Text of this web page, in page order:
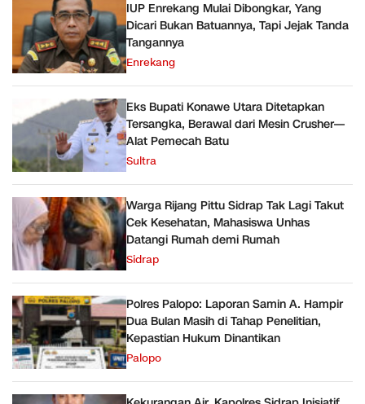
IUP Enrekang Mulai Dibongkar, Yang
Dicari Bukan Batuannya, Tapi Jejak Tanda
Tangannya
Enrekang
Eks Bupati Konawe Utara Ditetapkan
Tersangka, Berawal dari Mesin Crusher—
Alat Pemecah Batu
Sultra
Warga Rijang Pittu Sidrap Tak Lagi Takut
Cek Kesehatan, Mahasiswa Unhas
Datangi Rumah demi Rumah
Sidrap
Polres Palopo: Laporan Samin A. Hampir
Dua Bulan Masih di Tahap Penelitian,
Kepastian Hukum Dinantikan
Palopo